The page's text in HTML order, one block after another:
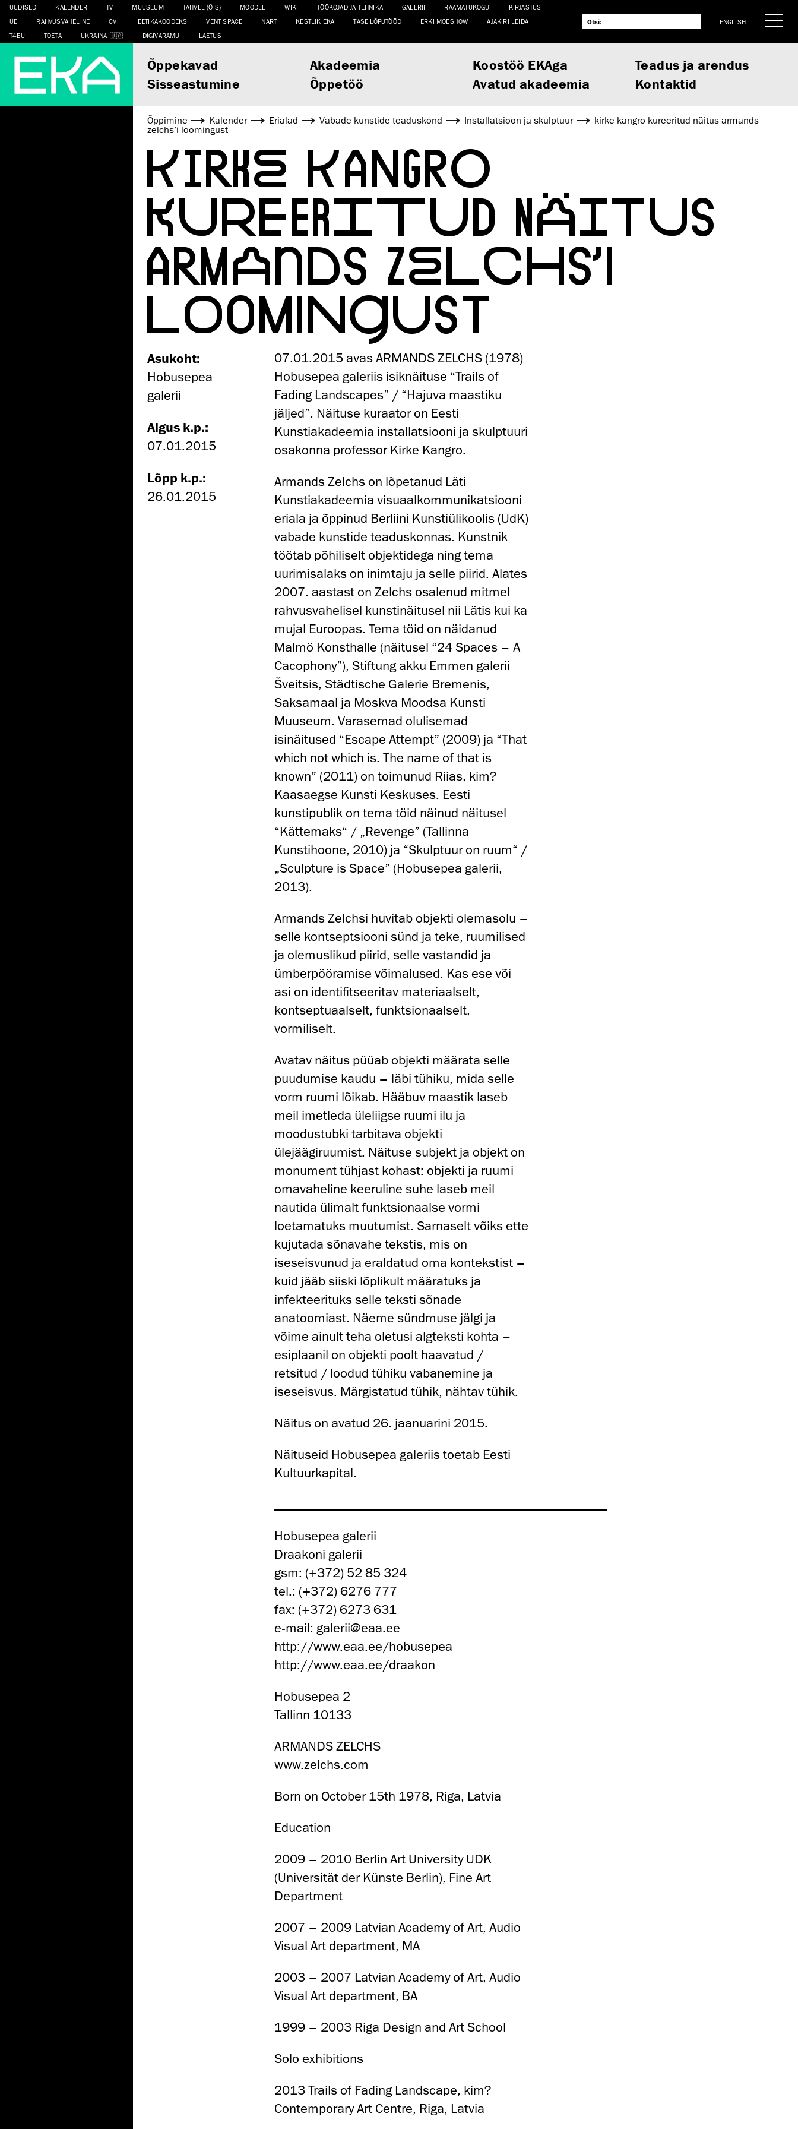
UUDISED KALENDER TV MUUSEUM TAHVEL (ÕIS) MOODLE WIKI TÖÖKOJAD JA TEHNIKA GALERII RAAMATUKOGU
KIRJASTUS
ÜE
RAHVUSVAHELINE CVI EETIKAKOODEKS VENT SPACE NART KESTLIK EKA TASE LÕPUTÖÖD ERKI MOESHOW
AJAKIRI LEIDA
T4EU
TOETA UKRAINA DIGIVARAMU LAETUS
ENGLISH
Õppekavad Akadeemia Koostöö EKAga
Teadus ja arendus
Sisseastumine
Õppetöö Avatud akadeemia Kontaktid
Õppimine Kalender Erialad Vabade kunstide teaduskond Installatsioon ja skulptuur
kirke kangro kureeritud näitus armands
zelchs’i loomingust
KIRKE KANGRO
KUREERITUD NÄITUS
ARMANDS ZELCHS’I
LOOMINGUST
Asukoht:
Hobusepea
galerii
Algus k.p.:
07.01.2015
Lõpp k.p.:
26.01.2015
07.01.2015 avas ARMANDS ZELCHS (1978)
Hobusepea galeriis isiknäituse “Trails of
Fading Landscapes” / “Hajuva maastiku
jäljed”. Näituse kuraator on Eesti
Kunstiakadeemia installatsiooni ja skulptuuri
osakonna professor Kirke Kangro.
Armands Zelchs on lõpetanud Läti
Kunstiakadeemia visuaalkommunikatsiooni
eriala ja õppinud Berliini Kunstiülikoolis (UdK)
vabade kunstide teaduskonnas. Kunstnik
töötab põhiliselt objektidega ning tema
uurimisalaks on inimtaju ja selle piirid. Alates
2007. aastast on Zelchs osalenud mitmel
rahvusvahelisel kunstinäitusel nii Lätis kui ka
mujal Euroopas. Tema töid on näidanud
Malmö Konsthalle (näitusel “24 Spaces – A
Cacophony”), Stiftung akku Emmen galerii
Šveitsis, Städtische Galerie Bremenis,
Saksamaal ja Moskva Moodsa Kunsti
Muuseum. Varasemad olulisemad
isinäitused “Escape Attempt” (2009) ja “That
which not which is. The name of that is
known” (2011) on toimunud Riias, kim?
Kaasaegse Kunsti Keskuses. Eesti
kunstipublik on tema töid näinud näitusel
“Kättemaks“ / „Revenge” (Tallinna
Kunstihoone, 2010) ja “Skulptuur on ruum“ /
„Sculpture is Space” (Hobusepea galerii,
2013).
Armands Zelchsi huvitab objekti olemasolu –
selle kontseptsiooni sünd ja teke, ruumilised
ja olemuslikud piirid, selle vastandid ja
ümberpööramise võimalused. Kas ese või
asi on identifitseeritav materiaalselt,
kontseptuaalselt, funktsionaalselt,
vormiliselt.
Avatav näitus püüab objekti määrata selle
puudumise kaudu – läbi tühiku, mida selle
vorm ruumi lõikab. Hääbuv maastik laseb
meil imetleda üleliigse ruumi ilu ja
moodustubki tarbitava objekti
ülejäägiruumist. Näituse subjekt ja objekt on
monument tühjast kohast: objekti ja ruumi
omavaheline keeruline suhe laseb meil
nautida ülimalt funktsionaalse vormi
loetamatuks muutumist. Sarnaselt võiks ette
kujutada sõnavahe tekstis, mis on
iseseisvunud ja eraldatud oma kontekstist –
kuid jääb siiski lõplikult määratuks ja
infekteerituks selle teksti sõnade
anatoomiast. Näeme sündmuse jälgi ja
võime ainult teha oletusi algteksti kohta –
esiplaanil on objekti poolt haavatud /
retsitud / loodud tühiku vabanemine ja
iseseisvus. Märgistatud tühik, nähtav tühik.
Näitus on avatud 26. jaanuarini 2015.
Näituseid Hobusepea galeriis toetab Eesti
Kultuurkapital.
Hobusepea galerii
Draakoni galerii
gsm: (+372) 52 85 324
tel.: (+372) 6276 777
fax: (+372) 6273 631
e-mail: galerii@eaa.ee
http://www.eaa.ee/hobusepea
http://www.eaa.ee/draakon
Hobusepea 2
Tallinn 10133
ARMANDS ZELCHS
www.zelchs.com
Born on October 15th 1978, Riga, Latvia
Education
2009 – 2010 Berlin Art University UDK
(Universität der Künste Berlin), Fine Art
Department
2007 – 2009 Latvian Academy of Art, Audio
Visual Art department, MA
2003 – 2007 Latvian Academy of Art, Audio
Visual Art department, BA
1999 – 2003 Riga Design and Art School
Solo exhibitions
2013 Trails of Fading Landscape, kim?
Contemporary Art Centre, Riga, Latvia